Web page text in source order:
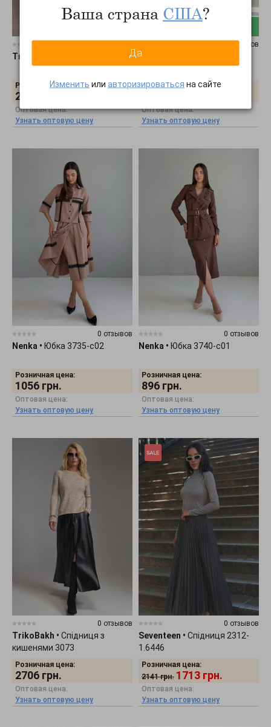
TrikoBakh
Розничная цена:
2420
Оптовая цена:
Узнать оптовую цену
0 отзывов
Tales
ub1126-020
Розничная цена:
Оптовая цена:
Узнать оптовую цену
0 отзывов
Nenka • Юбка 3735-c02
Розничная цена:
1056 грн.
Оптовая цена:
Узнать оптовую цену
0 отзывов
Nenka • Юбка 3740-c01
Розничная цена:
896 грн.
Оптовая цена:
Узнать оптовую цену
0 отзывов
TrikoBakh • Спідниця з
кишенями 3073
Розничная цена:
2706 грн.
Оптовая цена:
Узнать оптовую цену
0 отзывов
Seventeen • Спідниця 2312-
1.6446
Розничная цена:
2141 грн. 1713 грн.
Оптовая цена:
Узнать оптовую цену
Ваша страна США?
Да
Изменить или авторизироваться на сайте